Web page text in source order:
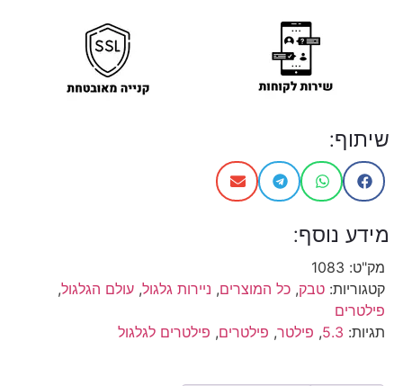
שיתוף:
מידע נוסף:
מק"ט: 1083
קטגוריות: טבק, כל המוצרים, ניירות גלגול, עולם הגלגול,
פילטרים
תגיות: 5.3
, פילטר, פילטרים, פילטרים לגלגול